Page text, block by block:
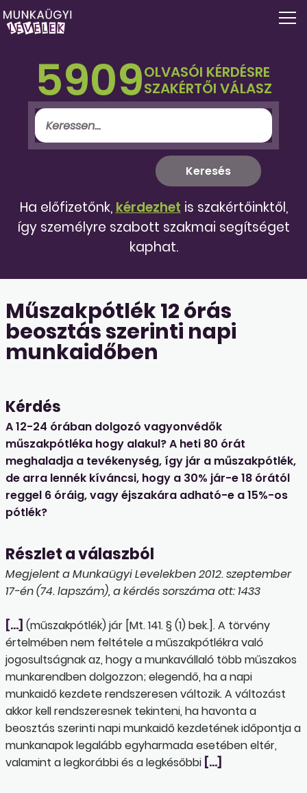
5909OLVASÓI KÉRDÉSRE
SZAKÉRTŐI VÁLASZ
Ha előfizetőnk, kérdezhet is szakértőinktől,
így személyre szabott szakmai segítséget
kaphat.
Műszakpótlék 12 órás
beosztás szerinti napi
munkaidőben
Kérdés
A 12-24 órában dolgozó vagyonvédők
műszakpótléka hogy alakul? A heti 80 órát
meghaladja a tevékenység, így jár a műszakpótlék,
de arra lennék kíváncsi, hogy a 30% jár-e 18 órától
reggel 6 óráig, vagy éjszakára adható-e a 15%-os
pótlék?
Részlet a válaszból
Megjelent a Munkaügyi Levelekben 2012. szeptember
17-én (74. lapszám), a kérdés sorszáma ott: 1433
[…] (műszakpótlék) jár [Mt. 141. § (1) bek.]. A törvény
értelmében nem feltétele a műszakpótlékra való
jogosultságnak az, hogy a munkavállaló több műszakos
munkarendben dolgozzon; elegendő, ha a napi
munkaidő kezdete rendszeresen változik. A változást
akkor kell rendszeresnek tekinteni, ha havonta a
beosztás szerinti napi munkaidő kezdetének időpontja a
munkanapok legalább egyharmada esetében eltér,
valamint a legkorábbi és a legkésőbbi […]